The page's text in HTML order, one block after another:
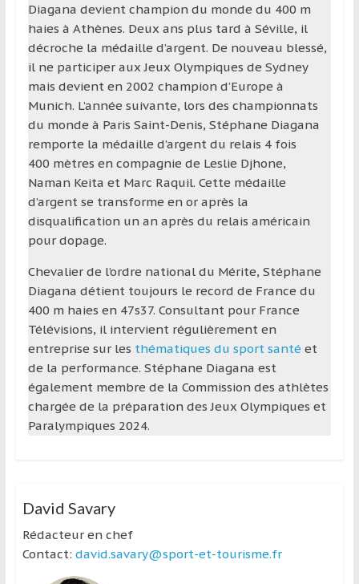
Diagana devient champion du monde du 400 m
haies à Athènes. Deux ans plus tard à Séville, il
décroche la médaille d’argent. De nouveau blessé,
il ne participer aux Jeux Olympiques de Sydney
mais devient en 2002 champion d’Europe à
Munich. L’année suivante, lors des championnats
du monde à Paris Saint-Denis, Stéphane Diagana
remporte la médaille d’argent du relais 4 fois
400 mètres en compagnie de Leslie Djhone,
Naman Keita et Marc Raquil. Cette médaille
d’argent se transforme en or après la
disqualification un an après du relais américain
pour dopage.
Chevalier de l’ordre national du Mérite, Stéphane
Diagana détient toujours le record de France du
400 m haies en 47s37. Consultant pour France
Télévisions, il intervient régulièrement en
entreprise sur les thématiques du sport santéet
de la performance. Stéphane Diagana est
également membre de la Commission des athlètes
chargée de la préparation des Jeux Olympiques et
Paralympiques 2024.
David Savary
Rédacteur en chef
Contact: david.savary@sport-et-tourisme.fr